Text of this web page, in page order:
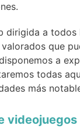
dirigida a
que
a
todas
más
videojuegos